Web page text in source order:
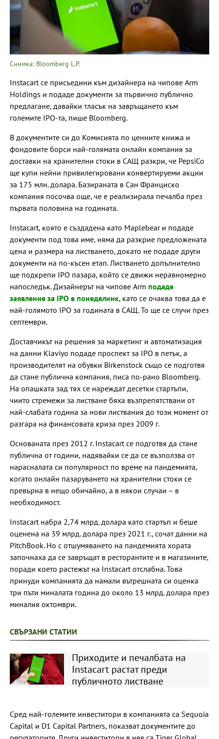
Снимка: Bloomberg L.P.
Instacart се присъедини към дизайнера на чипове Arm
Holdings и подаде документи за първично публично
предлагане, давайки тласък на завръщането към
големите IPO-та, пише Bloomberg.
В документите си до Комисията по ценните книжа и
фондовите борси най-голямата онлайн компания за
доставки на хранителни стоки в САЩ разкри, че PepsiCo
ще купи нейни привилегировани конвертируеми акции
за 175 млн. долара. Базираната в Сан Франциско
компания посочва още, че е реализирала печалба през
първата половина на годината.
Instacart, която е създадена като Maplebear и подаде
документи под това име, няма да разкрие предложената
цена и размера на листването, докато не подаде други
документи на по-късен етап. Листването допълнително
ще подкрепи IPO пазара, който се движи неравномерно
напоследък. Дизайнерът на чипове Arm подаде
заявление за IPO в понеделник, като се очаква това да е
най-голямото IPO за годината в САЩ. То ще се случи през
септември.
Доставчикът на решения за маркетинг и автоматизация
на данни Klaviyo подаде проспект за IPO в петък, а
производителят на обувки Birkenstock също се подготвя
да стане публична компания, писа по-рано Bloomberg.
На опашката зад тях се нареждат десетки стартъпи,
чиито стремежи за листване бяха възпрепятствани от
най-слабата година за нови листвания до този момент от
разгара на финансовата криза през 2009 г.
Основаната през 2012 г. Instacart се подготвя да стане
публична от години, надявайки се да се възползва от
нарасналата си популярност по време на пандемията,
когато онлайн пазаруването на хранителни стоки се
превърна в нещо обичайно, а в някои случаи – в
необходимост.
Instacart набра 2,74 млрд. долара като стартъп и беше
оценена на 39 млрд. долара през 2021 г., сочат данни на
PitchBook. Но с отшумяването на пандемията хората
започнаха да се завръщат в ресторантите и в магазините,
поради което растежът на Instacart отслабна. Това
принуди компанията да намали вътрешната си оценка
три пъти миналата година до около 13 млрд. долара през
миналия октомври.
СВЪРЗАНИ СТАТИИ
Приходите и печалбата на
Instacart растат преди
публичното листване
Сред най-големите инвеститори в компанията са Sequoia
Capital и D1 Capital Partners, показват документите до